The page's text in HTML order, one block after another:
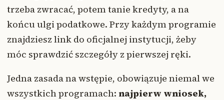
trzeba zwracać, potem tanie kredyty, a na
końcu ulgi podatkowe. Przy każdym programie
znajdziesz link do oficjalnej instytucji, żeby
móc sprawdzić szczegóły z pierwszej ręki.
Jedna zasada na wstępie, obowiązuje niemal we
wszystkich programach: najpierw wniosek,